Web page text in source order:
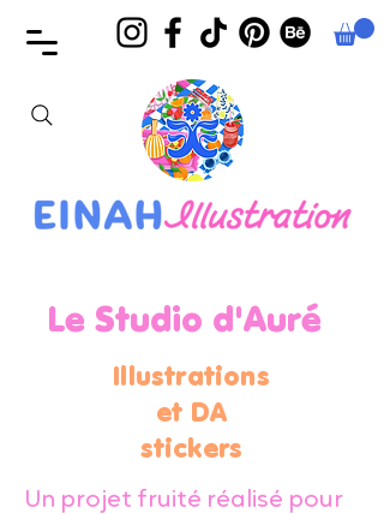
Le Studio d'Auré
Illustrations
et DA
stickers
Un projet fruité réalisé pour